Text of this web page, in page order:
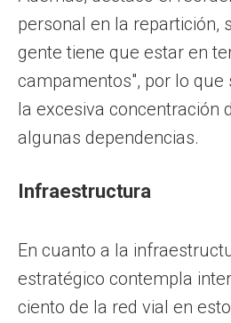
personal en la repartición,
gente tiene que estar en
campamentos", por lo que
la excesiva concentración
algunas dependencias.
Infraestructura
En cuanto a la
estratégico contempla
ciento de la red vial en